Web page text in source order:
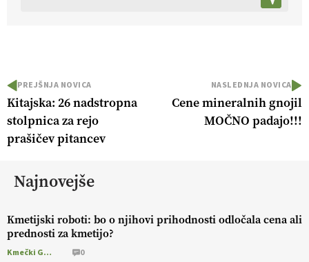
PREJŠNJA NOVICA
Kitajska: 26 nadstropna
stolpnica za rejo
prašičev pitancev
NASLEDNJA NOVICA
Cene mineralnih gnojil
MOČNO padajo!!!
Najnovejše
Kmetijski roboti: bo o njihovi prihodnosti odločala cena ali
prednosti za kmetijo?
Kmečki Glas 0